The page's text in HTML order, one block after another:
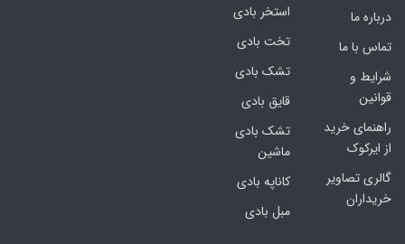
درباره ما
تماس با ما
شرایط و
قوانین
راهنمای خرید
از ایرکوک
گالری تصاویر
خریداران
استخر بادی
تخت بادی
تشک بادی
قایق بادی
تشک بادی
ماشین
کاناپه بادی
مبل بادی